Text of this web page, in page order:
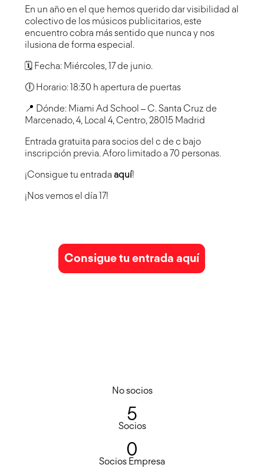
En un año en el que hemos querido dar visibilidad al
colectivo de los músicos publicitarios, este
encuentro cobra más sentido que nunca y nos
ilusiona de forma especial.
🗓 Fecha: Miércoles, 17 de junio.
🕕 Horario: 18:30 h apertura de puertas
📍 Dónde: Miami Ad School – C. Santa Cruz de
Marcenado, 4, Local 4, Centro, 28015 Madrid
Entrada gratuita para socios del c de c bajo
inscripción previa. Aforo limitado a 70 personas.
¡Consigue tu entradaaquí!
¡Nos vemos el día 17!
Consigue tu entrada aquí
No socios
5
Socios
0
Socios Empresa